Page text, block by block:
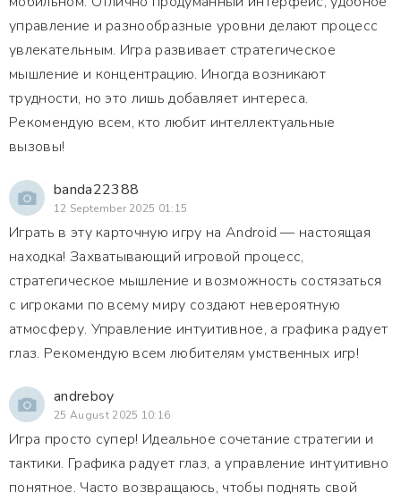
управление и разнообразные уровни делают процесс
увлекательным. Игра развивает стратегическое
мышление и концентрацию. Иногда возникают
трудности, но это лишь добавляет интереса.
Рекомендую всем, кто любит интеллектуальные
вызовы!
banda22388
12 September 2025 01:15
Играть в эту карточную игру на Android — настоящая
находка! Захватывающий игровой процесс,
стратегическое мышление и возможность состязаться
с игроками по всему миру создают невероятную
атмосферу. Управление интуитивное, а графика радует
глаз. Рекомендую всем любителям умственных игр!
andreboy
25 August 2025 10:16
Игра просто супер! Идеальное сочетание стратегии и
тактики. Графика радует глаз, а управление интуитивно
понятное. Часто возвращаюсь, чтобы поднять свой